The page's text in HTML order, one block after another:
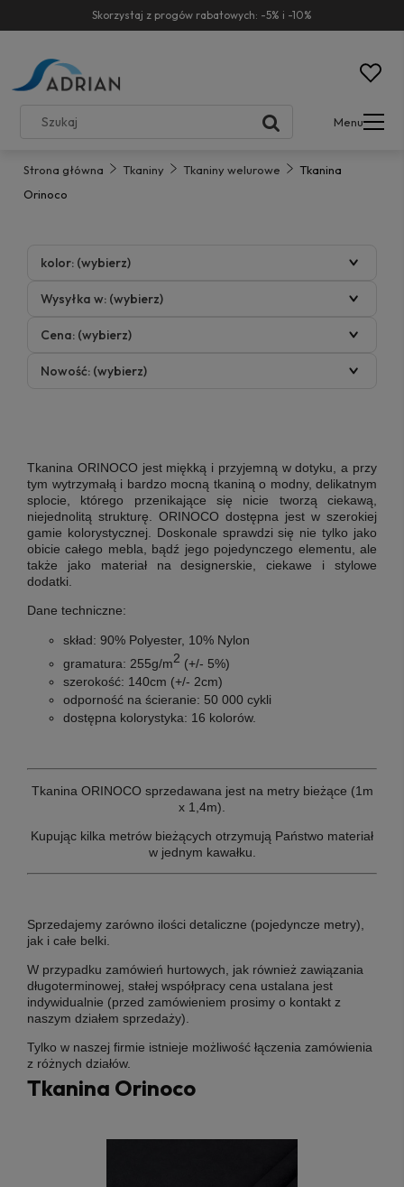
Skorzystaj z progów rabatowych: -5% i -10%
Menu
Strona główna Tkaniny Tkaniny welurowe
Tkanina
Orinoco
kolor: (wybierz)
Wysyłka w: (wybierz)
Cena: (wybierz)
Nowość: (wybierz)
Tkanina ORINOCO jest miękką i przyjemną w dotyku, a przy
tym wytrzymałą i bardzo mocną tkaniną o modny, delikatnym
splocie, którego przenikające się nicie tworzą ciekawą,
niejednolitą strukturę. ORINOCO dostępna jest w szerokiej
gamie kolorystycznej. Doskonale sprawdzi się nie tylko jako
obicie całego mebla, bądź jego pojedynczego elementu, ale
także jako materiał na designerskie, ciekawe i stylowe
dodatki.
Dane techniczne:
skład: 90% Polyester, 10% Nylon
gramatura: 255g/m2 (+/- 5%)
szerokość: 140cm (+/- 2cm)
odporność na ścieranie: 50 000 cykli
dostępna kolorystyka: 16 kolorów.
Tkanina ORINOCO sprzedawana jest na metry bieżące (1m
x 1,4m).
Kupując kilka metrów bieżących otrzymują Państwo materiał
w jednym kawałku.
Sprzedajemy zarówno ilości detaliczne (pojedyncze metry),
jak i całe belki.
W przypadku zamówień hurtowych, jak również zawiązania
długoterminowej, stałej współpracy cena ustalana jest
indywidualnie (przed zamówieniem prosimy o kontakt z
naszym działem sprzedaży).
Tylko w naszej firmie istnieje możliwość łączenia zamówienia
z różnych działów.
Tkanina Orinoco